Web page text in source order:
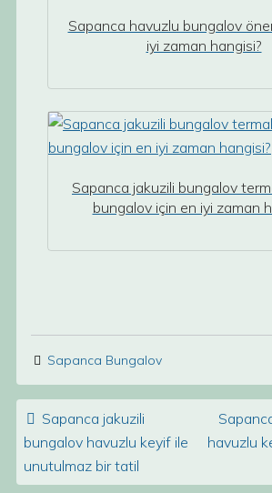
Sapanca havuzlu bungalov
iyi zaman hangisi?
Sapanca jakuzili bungalov
bungalov için en iyi zaman
Sapanca Bungalov
Post navigation
Sapanca jakuzili
bungalov havuzlu keyif ile
unutulmaz bir tatil
havuzlu